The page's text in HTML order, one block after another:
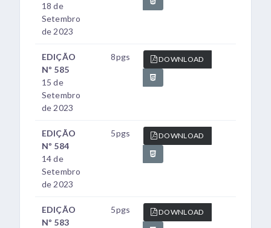
18 de
Setembro
de 2023
EDIÇÃO
Nº 585
15 de
Setembro
de 2023
8pgs DOWNLOAD
EDIÇÃO
Nº 584
14 de
Setembro
de 2023
5pgs DOWNLOAD
EDIÇÃO
Nº 583
5pgs DOWNLOAD